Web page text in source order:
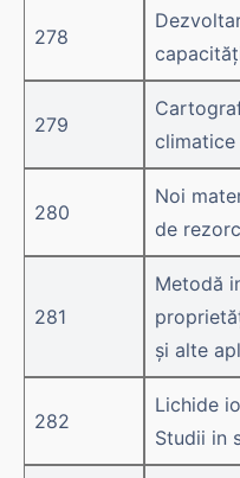
278
279
climatice
280
Noi
de
281
Metodă
și alte
282
Lichide
Studii in